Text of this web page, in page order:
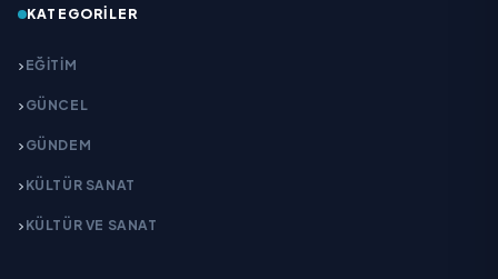
KATEGORILER
EĞITIM
GÜNCEL
GÜNDEM
KÜLTÜR SANAT
KÜLTÜR VE SANAT